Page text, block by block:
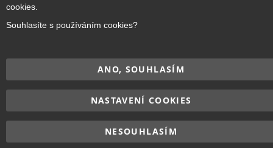
cookies.
Souhlasíte s používáním cookies?
ANO, SOUHLASÍM
NASTAVENÍ COOKIES
NESOUHLASÍM